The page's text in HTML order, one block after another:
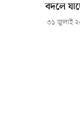
বদলে
৩১ জুলাই